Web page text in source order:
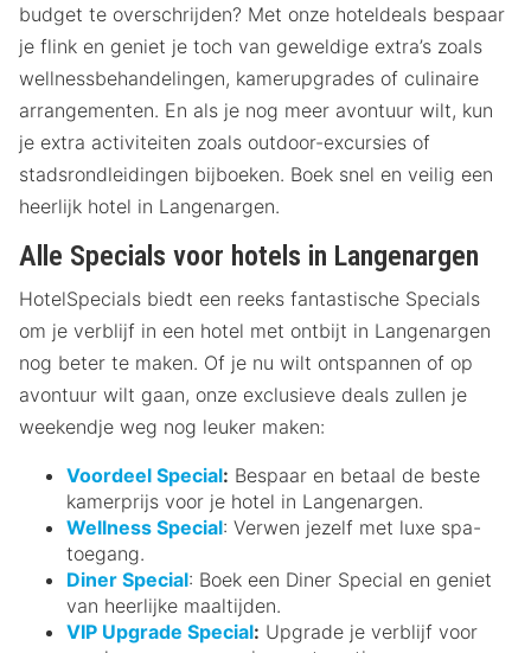
budget te overschrijden? Met onze hoteldeals bespaar
je flink en geniet je toch van geweldige extra’s zoals
wellnessbehandelingen, kamerupgrades of culinaire
arrangementen. En als je nog meer avontuur wilt, kun
je extra activiteiten zoals outdoor-excursies of
stadsrondleidingen bijboeken. Boek snel en veilig een
heerlijk hotel in Langenargen.
Alle Specials voor hotels in Langenargen
HotelSpecials biedt een reeks fantastische Specials
om je verblijf in een hotel met ontbijt in Langenargen
nog beter te maken. Of je nu wilt ontspannen of op
avontuur wilt gaan, onze exclusieve deals zullen je
weekendje weg nog leuker maken:
Voordeel Special: Bespaar en betaal de beste
kamerprijs voor je hotel in Langenargen.
Wellness Special: Verwen jezelf met luxe spa-
toegang.
Diner Special: Boek een Diner Special en geniet
van heerlijke maaltijden.
VIP Upgrade Special: Upgrade je verblijf voor